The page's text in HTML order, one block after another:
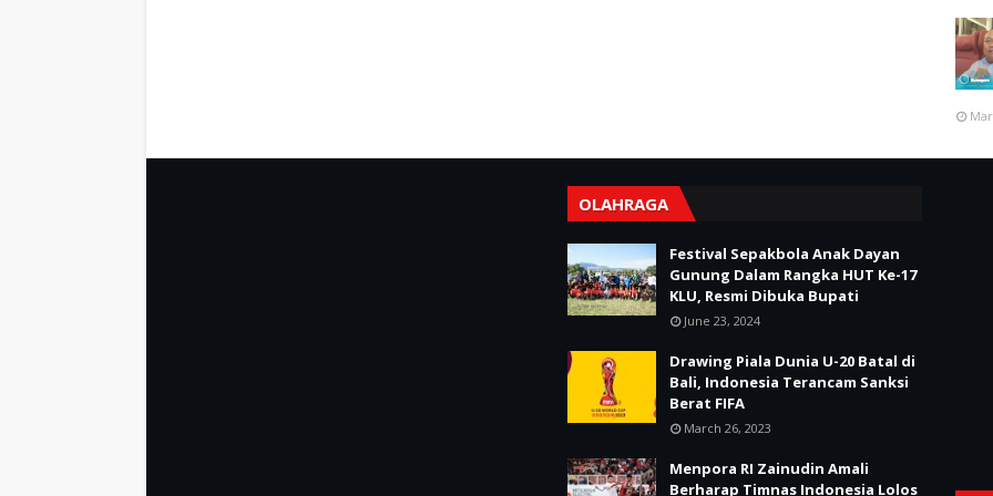
OLAHRAGA
Festival Sepakbola Anak Dayan
Gunung Dalam Rangka HUT Ke-17
KLU, Resmi Dibuka Bupati
June 23, 2024
Drawing Piala Dunia U-20 Batal di
Bali, Indonesia Terancam Sanksi
Berat FIFA
March 26, 2023
Menpora RI Zainudin Amali
Berharap Timnas Indonesia Lolos